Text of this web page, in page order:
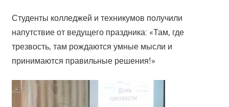
Студенты колледжей и техникумов получили
напутствие от ведущего праздника: «Там, где
трезвость, там рождаются умные мысли и
принимаются правильные решения!»